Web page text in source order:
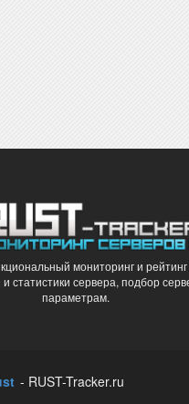
мониторинг и
статистики сервера, подбор
параметрам.
- RUST-Tracker.ru